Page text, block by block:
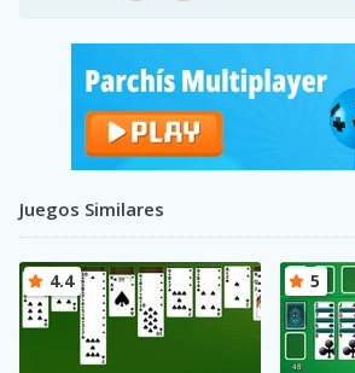
Juegos Similares
4.4 5